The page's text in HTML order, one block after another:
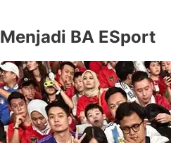
Menjadi BA ESport